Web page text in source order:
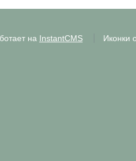
на InstantCMS Иконки